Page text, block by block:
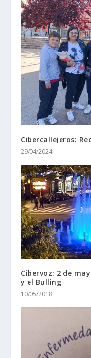
Cibercallejeros:
29/04/2024
Cibervoz: 2 de
y el Bulling
10/05/2018